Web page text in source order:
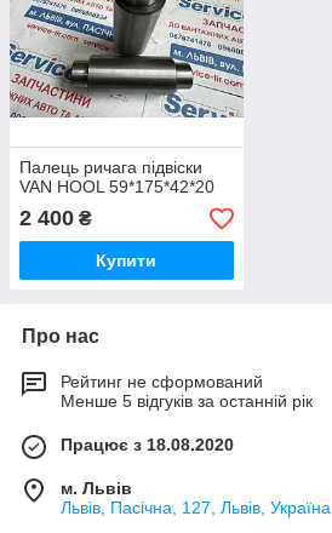
Палець ричага підвіски
VAN HOOL 59*175*42*20
2 400 ₴
Купити
Про нас
Рейтинг не сформований
Менше 5 відгуків за останній рік
Працює з 18.08.2020
м. Львів
Львів, Пасічна, 127, Львів, Україна